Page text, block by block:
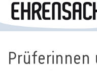
Prüferinnen